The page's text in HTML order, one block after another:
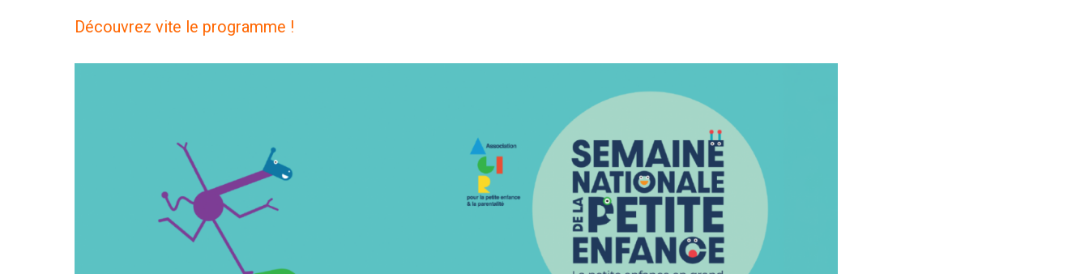
Découvrez vite le programme !